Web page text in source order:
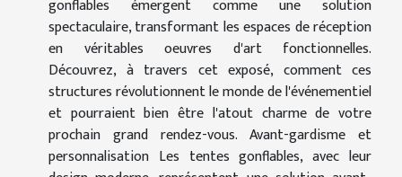
gonflables émergent comme une solution
spectaculaire, transformant les espaces de réception
en véritables oeuvres d'art fonctionnelles.
Découvrez, à travers cet exposé, comment ces
structures révolutionnent le monde de l'événementiel
et pourraient bien être l'atout charme de votre
prochain grand rendez-vous. Avant-gardisme et
personnalisation Les tentes gonflables, avec leur